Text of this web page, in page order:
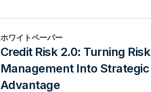
ホワイトペーパー
Credit Risk 2.0: Turning Risk
Management Into Strategic
Advantage